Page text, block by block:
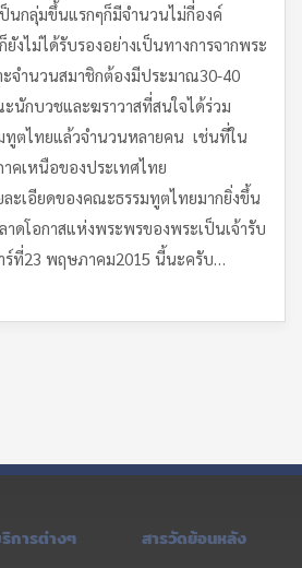
นกลุ่มขึ้นแรกๆก็มีจำนวนไม่กี่องค์
งไม่ได้รับรองอย่างเป็นทางการจากพระ
ะจำนวนสมาชิกต้องมีประมาณ30-40
นักบวชและฆราวาสที่สนใจได้ร่วม
ตไทยแล้วจำนวนหลายคน เช่นที่ใน
คเหนือของประเทศไทย
อียดของคณะธรรมทูตไทยมากยิ่งขึ้น
ดโอกาสแห่งพระพรของพระเป็นเจ้ารับ
ร์ที่23 พฤษภาคม2015 นี้นะครับ…
การต่างๆ สารวัดย้อนหลัง